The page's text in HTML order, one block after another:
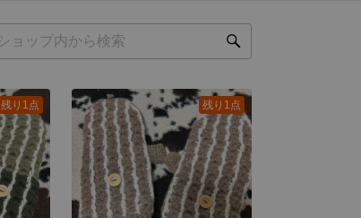
残り1点 残り1点